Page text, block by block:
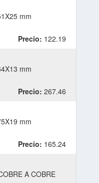
mm
Precio: 122.19
mm
Precio: 267.46
mm
Precio: 165.24
A COBRE